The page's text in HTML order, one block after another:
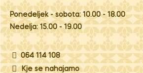
Ponedeljek - sobota: 10.00 - 18.00
Nedelja: 15.00 - 19.00
064 114 108
Kje se nahajamo